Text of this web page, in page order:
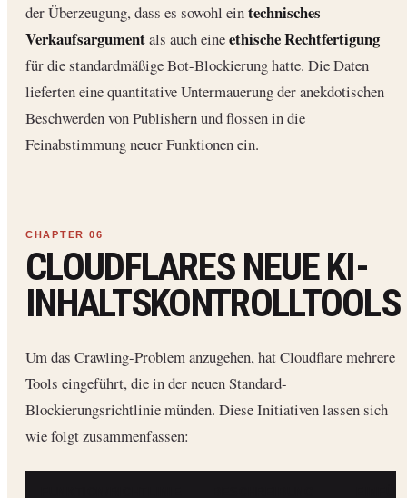
der Überzeugung, dass es sowohl eintechnisches
Verkaufsargumentals auch eineethische Rechtfertigung
für die standardmäßige Bot-Blockierung hatte. Die Daten
lieferten eine quantitative Untermauerung der anekdotischen
Beschwerden von Publishern und flossen in die
Feinabstimmung neuer Funktionen ein.
CLOUDFLARES NEUE KI-
INHALTSKONTROLLTOOLS
Um das Crawling-Problem anzugehen, hat Cloudflare mehrere
Tools eingeführt, die in der neuen Standard-
Blockierungsrichtlinie münden. Diese Initiativen lassen sich
wie folgt zusammenfassen: